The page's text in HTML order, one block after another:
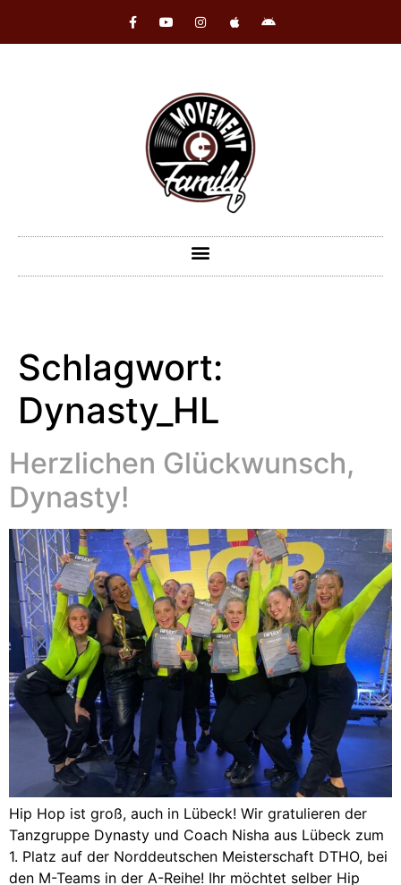
Schlagwort:
Dynasty_HL
Herzlichen Glückwunsch,
Dynasty!
Hip Hop ist groß, auch in Lübeck! Wir gratulieren der
Tanzgruppe Dynasty und Coach Nisha aus Lübeck zum
1. Platz auf der Norddeutschen Meisterschaft DTHO, bei
den M-Teams in der A-Reihe! Ihr möchtet selber Hip